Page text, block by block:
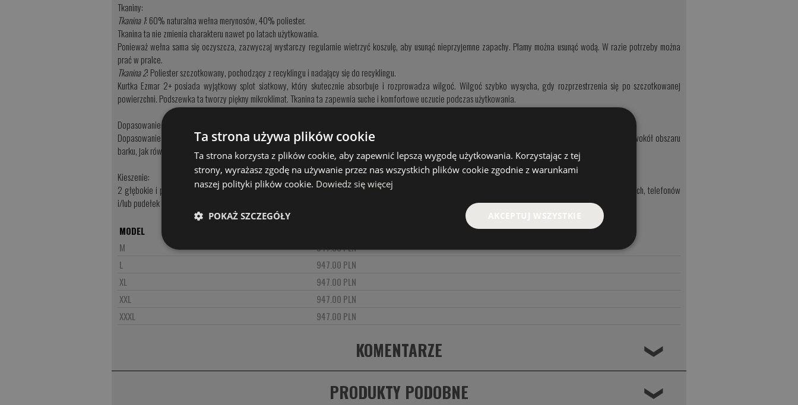
Tkaniny:
Tkanina 1: 60% naturalna wełna merynosów, 40% poliester.
Tkanina ta nie zmienia charakteru nawet po latach użytkowania.
Ponieważ wełna sama się oczyszcza, zazwyczaj wystarczy regularnie wietrzyć koszulę, aby usunąć nieprzyjemne zapachy. Plamy można usunąć wodą. W razie potrzeby można
prać w pralce.
Tkanina 2: Poliester szczotkowany, pochodzący z recyklingu i nadający się do recyklingu.
Kurtka Ezmar 2+ posiada wyjątkowy splot siatkowy, który skutecznie absorbuje i rozprowadza wilgoć. Wilgoć szybko wysycha, gdy rozprzestrzenia się po szczotkowanej
powierzchni. Podszewka ta tworzy piękny mikroklimat. Tkanina ta zapewnia suche i komfortowe uczucie podczas użytkowania.
Dopasowanie:
Dopasowanie koszuli Ezmar2+ jest regularne, a konstrukcja daje jeszcze lepsze wrażenia podczas korzystania z niej podczas różnych aktywności. Dużo miejsca wokół obszaru
barku, jak również dolnej części ramienia - ciesz się dużą swobodą ruchów.
Kieszenie:
2 głębokie i przestronne kieszenie na piersi, zapinane na zamek błyskawiczny YKK®, dzięki czemu nadają się do bezpiecznego przechowywania kart kredytowych, telefonów
i/lub pudełek na sprzęt. 2 ukryte kieszenie na w których możesz ogrzać dłonie.
MODEL
M
947.00 PLN
L
947.00 PLN
XL
947.00 PLN
XXL
947.00 PLN
XXXL
947.00 PLN
KOMENTARZE ❮
PRODUKTY PODOBNE ❮
Ta strona używa plików cookie
Ta strona korzysta z plików cookie, aby zapewnić lepszą wygodę użytkowania. Korzystając z tej
strony, wyrażasz zgodę na używanie przez nas wszystkich plików cookie zgodnie z warunkami
naszej polityki plików cookie. Dowiedz się więcej
AKCEPTUJ WSZYSTKIE
POKAŻ SZCZEGÓŁY